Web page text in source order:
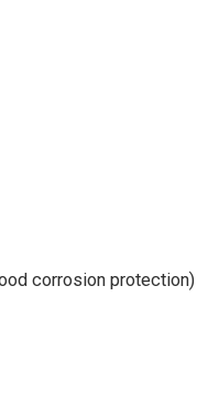
corrosion protection)